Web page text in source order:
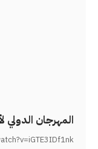
المهرجان الدولي